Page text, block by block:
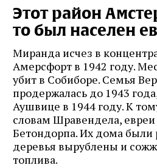
Этот район
то был населен
Миранда исчез в
Амерсфорт в 1942 году.
убит в Собиборе. Семья
продержалась до 1943
Аушвице в 1944 году. К
словам Шравендела, евреи
Бетондорпа. Их дома были
деревья вырублены и
топлива.